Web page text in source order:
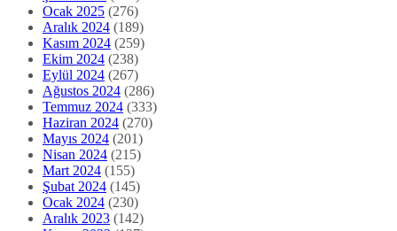
Ocak 2025 (276)
Aralık 2024 (189)
Kasım 2024 (259)
Ekim 2024 (238)
Eylül 2024 (267)
Ağustos 2024 (286)
Temmuz 2024 (333)
Haziran 2024 (270)
Mayıs 2024 (201)
Nisan 2024 (215)
Mart 2024 (155)
Şubat 2024 (145)
Ocak 2024 (230)
Aralık 2023 (142)